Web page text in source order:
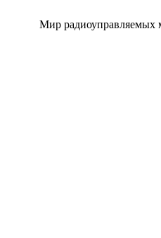
Мир радиоуправляемых